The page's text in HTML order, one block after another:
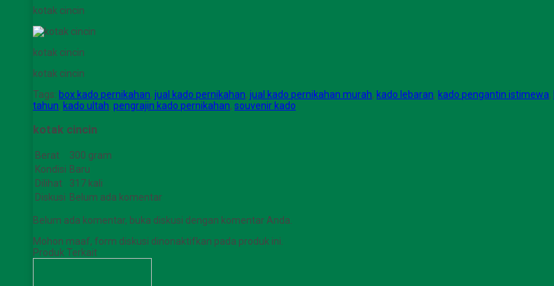
kotak cincin
kotak cincin
kotak cincin
Tags: box kado pernikahan, jual kado pernikahan, jual kado pernikahan murah, kado lebaran, kado pengantin istimewa,
tahun, kado ultah, pengrajin kado pernikahan, souvenir kado
kotak cincin
Berat
300 gram
Kondisi Baru
Dilihat
317 kali
Diskusi Belum ada komentar
Belum ada komentar, buka diskusi dengan komentar Anda.
Mohon maaf, form diskusi dinonaktifkan pada produk ini.
Produk Terkait